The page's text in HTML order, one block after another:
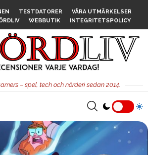
TESTDATORER
VÅRA UTMÄRKELSER
WEBBUTIK INTEGRITETSPOLICY
– spel, tech och nörderi sedan 2014.